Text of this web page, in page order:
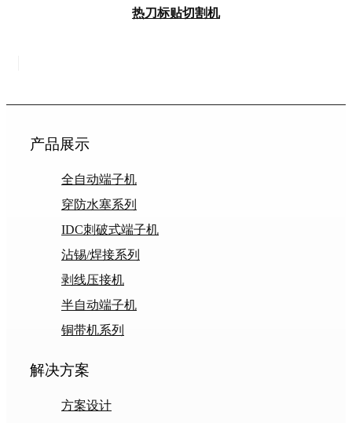
热刀标贴切割机
产品展示
全自动端子机
穿防水塞系列
IDC刺破式端子机
沾锡/焊接系列
剥线压接机
半自动端子机
铜带机系列
解决方案
方案设计